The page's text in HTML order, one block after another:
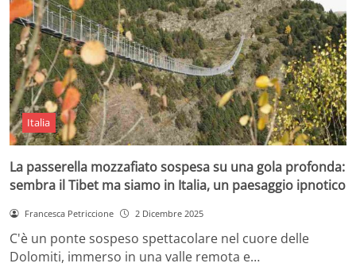
Italia
La passerella mozzafiato sospesa su una gola profonda:
sembra il Tibet ma siamo in Italia, un paesaggio ipnotico
Francesca Petriccione 2 Dicembre 2025
C'è un ponte sospeso spettacolare nel cuore delle
Dolomiti, immerso in una valle remota e…